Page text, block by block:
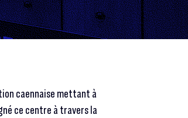
caennaise mettant à
ce centre à travers la